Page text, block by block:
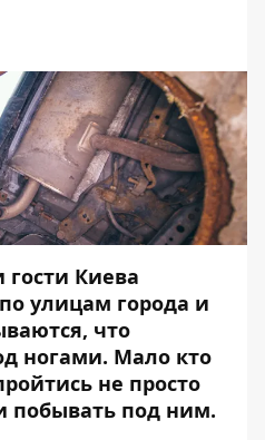
Киева
улицам города и
что
ногами. Мало кто
не просто
побывать под ним.